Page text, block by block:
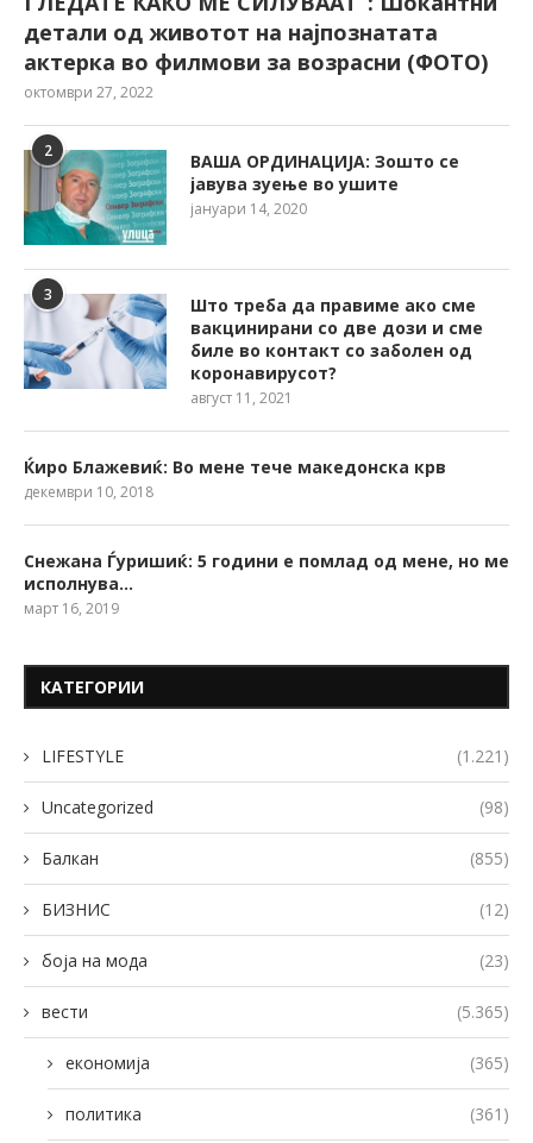
детали од животот на најпознатата
актерка во филмови за возрасни (ФОТО)
октомври 27, 2022
2
ВАША ОРДИНАЦИЈА: Зошто се
јавува зуење во ушите
јануари 14, 2020
3
Што треба да правиме ако сме
вакцинирани со две дози и сме
биле во контакт со заболен од
коронавирусот?
август 11, 2021
Ќиро Блажевиќ: Во мене тече македонска крв
декември 10, 2018
Снежана Ѓуришиќ: 5 години е помлад од мене, но ме
исполнува…
март 16, 2019
КАТЕГОРИИ
LIFESTYLE (1.221)
Uncategorized (98)
Балкан (855)
БИЗНИС (12)
боја на мода (23)
вести (5.365)
економија (365)
политика (361)